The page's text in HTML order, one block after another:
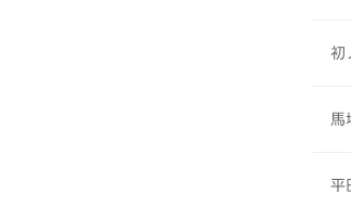
初
馬
平